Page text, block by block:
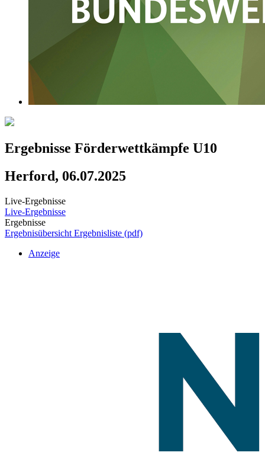
Ergebnisse Förderwettkämpfe U10
Herford, 06.07.2025
Live-Ergebnisse
Live-Ergebnisse
Ergebnisse
Ergebnisübersicht Ergebnisliste (pdf)
Anzeige